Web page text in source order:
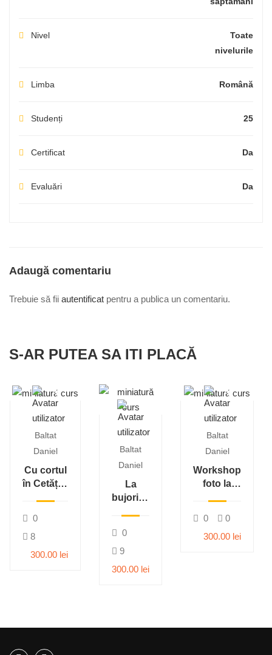
Nivel
Toate
nivelurile
Limba Română
Studenți 25
Certificat Da
Evaluări Da
Adaugă comentariu
Trebuie să fii autentificat pentru a publica un comentariu.
S-AR PUTEA SA ITI PLACĂ
Baltat
Daniel
Cu cortul
în Cetățile
0
8
300.00 lei
Baltat
Daniel
La
bujori în
13-14
iunie
2026
0
9
300.00 lei
Baltat
Daniel
Workshop
foto la
11-13 iulie
2025
0
0
300.00 lei